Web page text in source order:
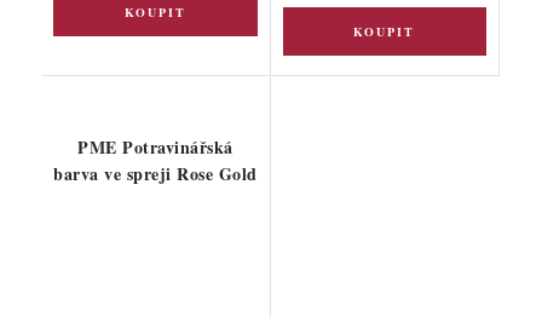
PME Potravinářská
barva ve spreji Rose Gold